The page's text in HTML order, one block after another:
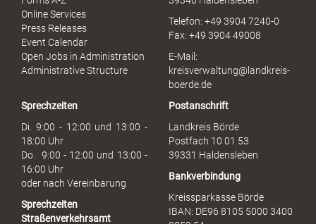
u
h
Online Services
Press Releases
Event Calendar
Open Jobs in Administration
Administrative Structure
Telefon: +49 3904 7240-0
Fax: +49 3904 49008
E-Mail:
kreisverwaltung@landkreis-
boerde.de
Sprechzeiten
Di. 9:00 - 12:00 und 13:00 -
18:00 Uhr
Do. 9:00 - 12:00 und 13:00 -
16:00 Uhr
oder nach Vereinbarung
Sprechzeiten
Straßenverkehrsamt
Postanschrift
Landkreis Börde
Postfach 10 01 53
39331 Haldensleben
Bankverbindung
Kreissparkasse Börde
IBAN: DE96 8105 5000 3400